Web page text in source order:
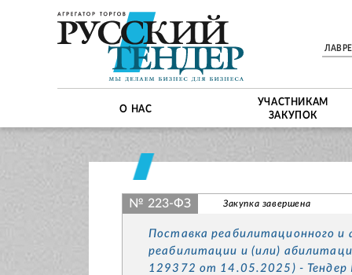
О НАС
УЧАСТНИКАМ
ЗАКУПОК
№ 223-ФЗ Закупка завершена
Поставка реабилитационного и
реабилитации и (или)
129372 от 14.05.2025) -